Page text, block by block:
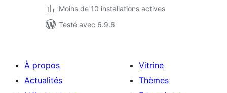
Moins de 10 installations actives
Testé avec 6.9.6
À propos
Actualités
Vitrine
Thèmes